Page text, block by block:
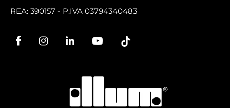
REA: 390157 - P.IVA 03794340483